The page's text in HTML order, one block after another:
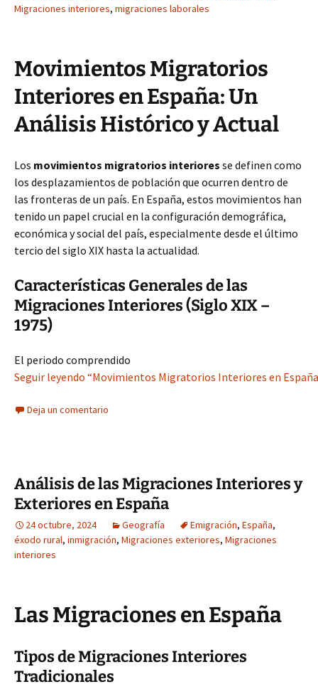
Migraciones interiores, migraciones laborales
Movimientos Migratorios
Interiores en España: Un
Análisis Histórico y Actual
Los movimientos migratorios interiores se definen como
los desplazamientos de población que ocurren dentro de
las fronteras de un país. En España, estos movimientos han
tenido un papel crucial en la configuración demográfica,
económica y social del país, especialmente desde el último
tercio del siglo XIX hasta la actualidad.
Características Generales de las
Migraciones Interiores (Siglo XIX –
1975)
El periodo comprendido
Seguir leyendo “Movimientos Migratorios Interiores en
Deja un comentario
Análisis de las Migraciones Interiores y
Exteriores en España
24 octubre, 2024 Geografía Emigración, España,
éxodo rural, inmigración, Migraciones exteriores, Migraciones
interiores
Las Migraciones en España
Tipos de Migraciones Interiores
Tradicionales